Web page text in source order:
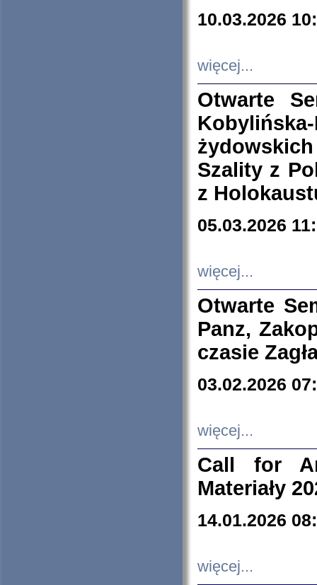
10.03.2026
więcej...
Otwarte
Szality z
z
05.03.2026
więcej...
Otwarte
Panz,
czasie
03.02.2026
więcej...
Call for
Materiały
14.01.2026
więcej...